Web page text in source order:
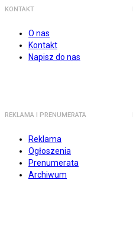
KONTAKT
O nas
Kontakt
Napisz do nas
REKLAMA I PRENUMERATA
Reklama
Ogłoszenia
Prenumerata
Archiwum